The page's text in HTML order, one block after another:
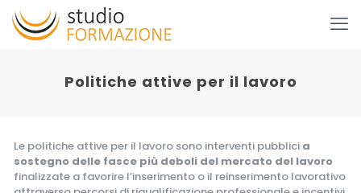
Politiche attive per il lavoro
Le politiche attive per il lavoro sono interventi pubblici a
sostegno delle fasce più deboli del mercato del lavoro
finalizzate a favorire l’inserimento o il reinserimento lavorativo